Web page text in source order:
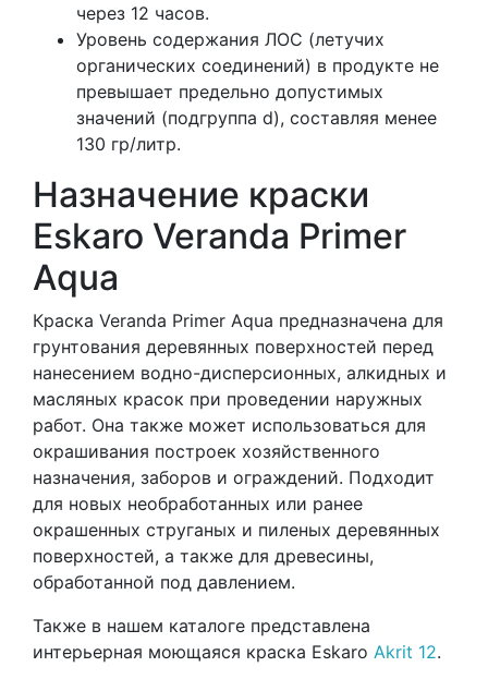
через 12 часов.
Уровень содержания ЛОС (летучих
органических соединений) в продукте не
превышает предельно допустимых
значений (подгруппа d), составляя менее
130 гр/литр.
Назначение краски
Eskaro Veranda Primer
Aqua
Краска Veranda Primer Aqua предназначена для
грунтования деревянных поверхностей перед
нанесением водно-дисперсионных, алкидных и
масляных красок при проведении наружных
работ. Она также может использоваться для
окрашивания построек хозяйственного
назначения, заборов и ограждений. Подходит
для новых необработанных или ранее
окрашенных струганых и пиленых деревянных
поверхностей, а также для древесины,
обработанной под давлением.
Также в нашем каталоге представлена
интерьерная моющаяся краска Eskaro Akrit 12.